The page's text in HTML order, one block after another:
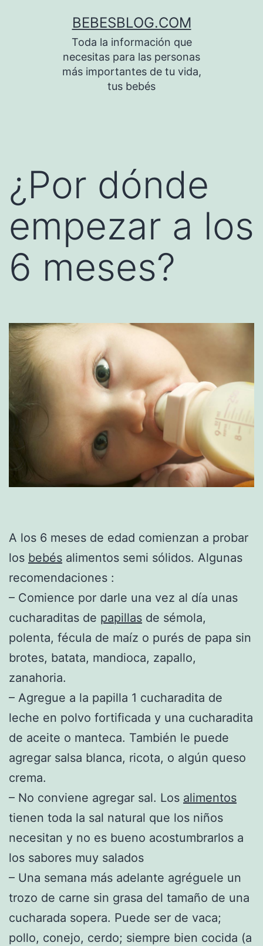
BEBESBLOG.COM
Toda la información que
necesitas para las personas
más importantes de tu vida,
tus bebés
¿Por dónde
empezar a los
6 meses?
A los 6 meses de edad comienzan a probar
los bebés alimentos semi sólidos. Algunas
recomendaciones :
– Comience por darle una vez al día unas
cucharaditas de papillas de sémola,
polenta, fécula de maíz o purés de papa sin
brotes, batata, mandioca, zapallo,
zanahoria.
– Agregue a la papilla 1 cucharadita de
leche en polvo fortificada y una cucharadita
de aceite o manteca. También le puede
agregar salsa blanca, ricota, o algún queso
crema.
– No conviene agregar sal. Los alimentos
tienen toda la sal natural que los niños
necesitan y no es bueno acostumbrarlos a
los sabores muy salados
– Una semana más adelante agréguele un
trozo de carne sin grasa del tamaño de una
cucharada sopera. Puede ser de vaca;
pollo, conejo, cerdo; siempre bien cocida (a